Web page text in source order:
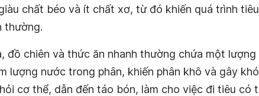
chất béo và ít chất xơ, từ đó khiến quá trình
thường.
đồ chiên và thức ăn nhanh thường chứa một
lượng nước trong phân, khiến phân khô và gây
cơ thể, dẫn đến táo bón, làm cho việc đi tiêu có